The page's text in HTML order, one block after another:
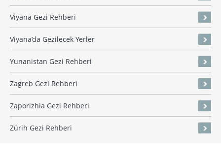
Viyana Gezi Rehberi
Viyana’da Gezilecek Yerler
Yunanistan Gezi Rehberi
Zagreb Gezi Rehberi
Zaporizhia Gezi Rehberi
Zürih Gezi Rehberi